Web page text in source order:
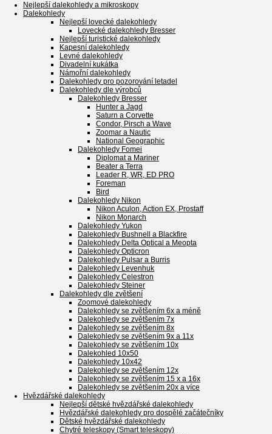
Nejlepší dalekohledy a mikroskopy
Dalekohledy
Nejlepší lovecké dalekohledy
Lovecké dalekohledy Bresser
Nejlepší turistické dalekohledy
Kapesní dalekohledy
Levné dalekohledy
Divadelní kukátka
Námořní dalekohledy
Dalekohledy pro pozorování letadel
Dalekohledy dle výrobců
Dalekohledy Bresser
Hunter a Jagd
Saturn a Corvette
Condor, Pirsch a Wave
Zoomar a Nautic
National Geographic
Dalekohledy Fomei
Diplomat a Mariner
Beater a Terra
Leader R, WR, ED PRO
Foreman
Bird
Dalekohledy Nikon
Nikon Aculon, Action EX, Prostaff
Nikon Monarch
Dalekohledy Yukon
Dalekohledy Bushnell a Blackfire
Dalekohledy Delta Optical a Meopta
Dalekohledy Opticron
Dalekohledy Pulsar a Burris
Dalekohledy Levenhuk
Dalekohledy Celestron
Dalekohledy Steiner
Dalekohledy dle zvětšení
Zoomové dalekohledy
Dalekohledy se zvětšením 6x a méně
Dalekohledy se zvětšením 7x
Dalekohledy se zvětšením 8x
Dalekohledy se zvětšením 9x a 11x
Dalekohledy se zvětšením 10x
Dalekohled 10x50
Dalekohledy 10x42
Dalekohledy se zvětšením 12x
Dalekohledy se zvětšením 15 x a 16x
Dalekohledy se zvětšením 20x a více
Hvězdářské dalekohledy
Nejlepší dětské hvězdářské dalekohledy
Hvězdářské dalekohledy pro dospělé začátečníky
Dětské hvězdářské dalekohledy
Chytré teleskopy (Smart teleskopy)